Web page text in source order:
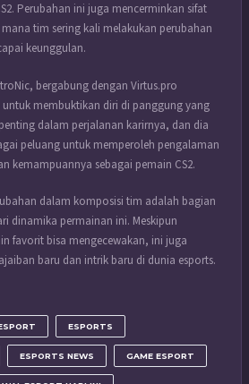
Perubahan ini juga mencerminkan sifat
tim sering kali melakukan perubahan
keunggulan.
bergabung dengan Virtus.pro
membuktikan diri di panggung yang
dalam perjalanan karirnya, dan dia
peluang untuk memperoleh pengalaman
kemampuannya sebagai pemain CS2.
dalam komposisi tim adalah bagian
dinamika permainan ini. Meskipun
favorit bisa mengecewakan, ini juga
baru dan intrik baru di dunia esports.
ESPORTS
ESPORTS NEWS GAME ESPORT